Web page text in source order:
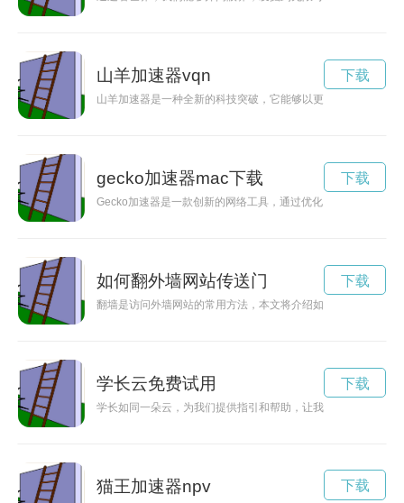
山羊加速器vqn
山羊加速器是一种全新的科技突破，它能够以更环保、可持续
下载
gecko加速器mac下载
Gecko加速器是一款创新的网络工具，通过优化网络连接和提
下载
如何翻外墙网站传送门
翻墙是访问外墙网站的常用方法，本文将介绍如何使用VPN和代
下载
学长云免费试用
学长如同一朵云，为我们提供指引和帮助，让我们在学海中找到
下载
猫王加速器npv 下载